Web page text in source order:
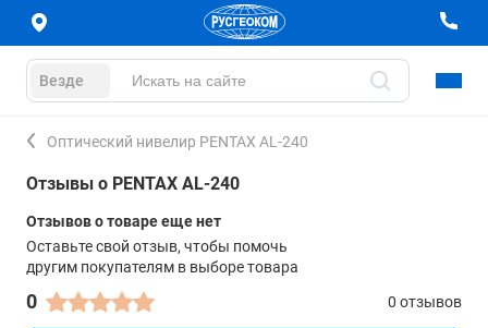
Везде
Оптический нивелир PENTAX AL-240
Отзывы о PENTAX AL-240
Отзывов о товаре еще нет
Оставьте свой отзыв, чтобы помочь
другим покупателям в выборе товара
0 0 отзывов